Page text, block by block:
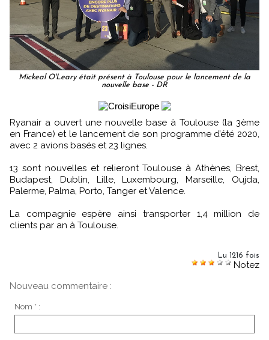
Mickeal O'Leary était présent à Toulouse pour le lancement de la
nouvelle base - DR
Ryanair a ouvert une nouvelle base à Toulouse (la 3ème
en France) et le lancement de son programme d’été 2020,
avec 2 avions basés et 23 lignes.
13 sont nouvelles et relieront Toulouse à Athènes, Brest,
Budapest, Dublin, Lille, Luxembourg, Marseille, Oujda,
Palerme, Palma, Porto, Tanger et Valence.
La compagnie espère ainsi transporter 1,4 million de
clients par an à Toulouse.
Lu 1216 fois
Notez
Nouveau commentaire :
Nom * :